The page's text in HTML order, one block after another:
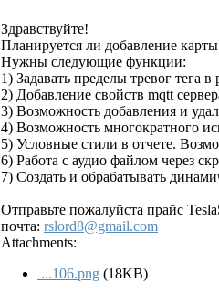
Здравствуйте!
Планируется ли добавление
Нужны следующие функции:
1) Задавать пределы тревог тега
2) Добавление свойств mqtt
3) Возможность добавления и
4) Возможность многократного
5) Условные стили в отчете.
6) Работа с аудио файлом через
7) Создать и обрабатывать
Отправьте пожалуйста прайс
почта: rslord8@gmail.com
Attachments:
...106.png (18KB)